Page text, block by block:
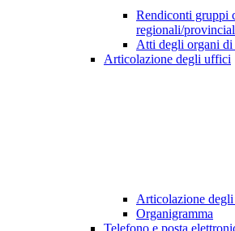
Rendiconti gruppi
regionali/
Atti degli organi
Articolazione degli uffici
Articolazione
Organigramma